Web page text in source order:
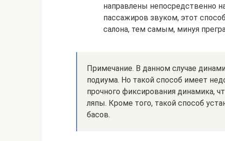
направлены непосредственно
пассажиров звуком, этот
салона, тем самым, минуя
Примечание. В данном случае
подиума. Но такой способ имеет
прочного фиксирования динамика,
ляпы. Кроме того, такой способ
басов.